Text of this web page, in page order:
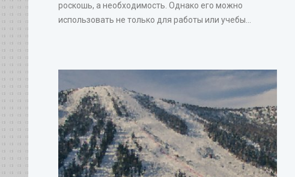
роскошь, а необходимость. Однако его можно
использовать не только для работы или учебы...